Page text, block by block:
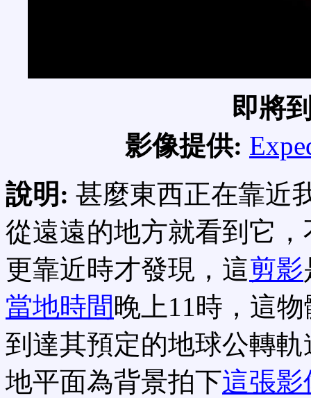
即將
影像提供:
說明: 甚麼東西正在靠近
從遠遠的地方就看到它
更靠近時才發現，這剪影
當地時間晚上11時，這
到達其預定的地球公轉
地平面為背景拍下這張影